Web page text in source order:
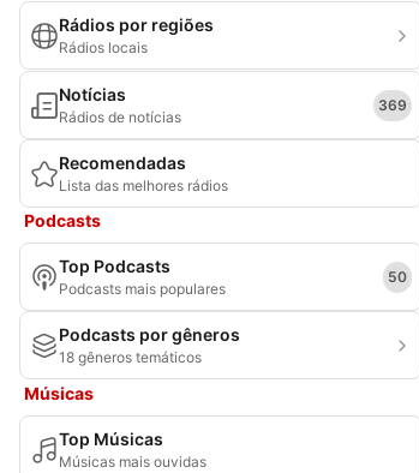
Rádios por regiões
Rádios locais
Notícias
Rádios de notícias
369
Recomendadas
Lista das melhores rádios
Podcasts
Top Podcasts
Podcasts mais populares
50
Podcasts por gêneros
18 gêneros temáticos
Músicas
Top Músicas
Músicas mais ouvidas